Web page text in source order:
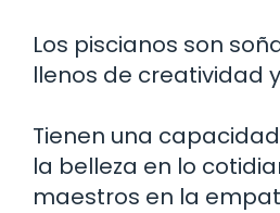
Los piscianos son
llenos de creatividad
Tienen una
la belleza en lo
maestros en la